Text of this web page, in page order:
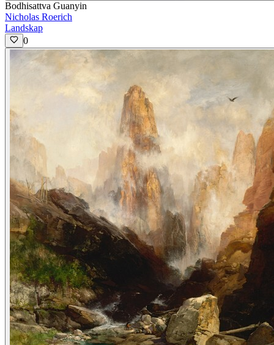
Bodhisattva Guanyin
Nicholas Roerich
Landskap
0